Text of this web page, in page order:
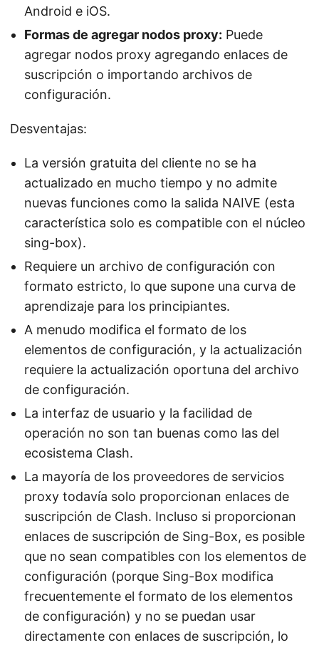
Android e iOS.
Formas de agregar nodos proxy: Puede
agregar nodos proxy agregando enlaces de
suscripción o importando archivos de
configuración.
Desventajas:
La versión gratuita del cliente no se ha
actualizado en mucho tiempo y no admite
nuevas funciones como la salida NAIVE (esta
característica solo es compatible con el núcleo
sing-box).
Requiere un archivo de configuración con
formato estricto, lo que supone una curva de
aprendizaje para los principiantes.
A menudo modifica el formato de los
elementos de configuración, y la actualización
requiere la actualización oportuna del archivo
de configuración.
La interfaz de usuario y la facilidad de
operación no son tan buenas como las del
ecosistema Clash.
La mayoría de los proveedores de servicios
proxy todavía solo proporcionan enlaces de
suscripción de Clash. Incluso si proporcionan
enlaces de suscripción de Sing-Box, es posible
que no sean compatibles con los elementos de
configuración (porque Sing-Box modifica
frecuentemente el formato de los elementos
de configuración) y no se puedan usar
directamente con enlaces de suscripción, lo